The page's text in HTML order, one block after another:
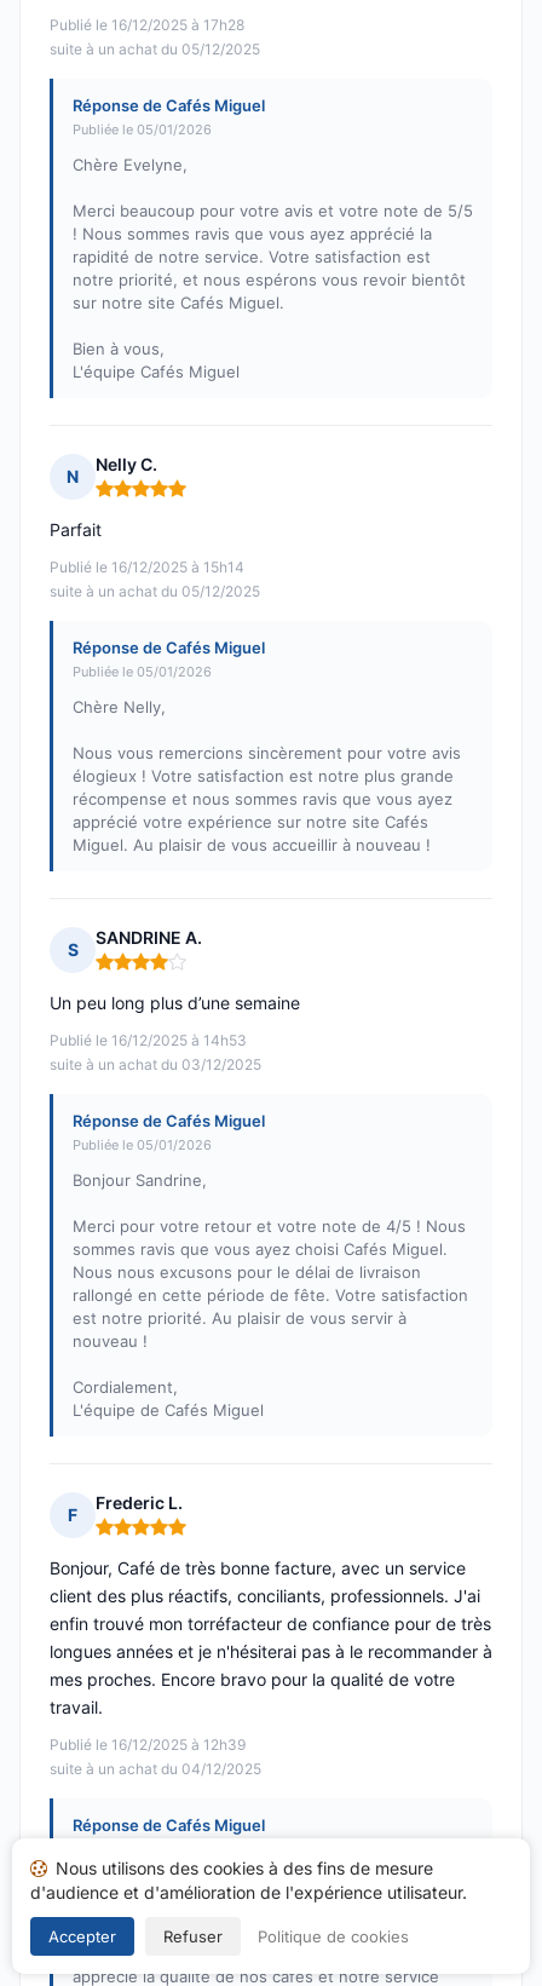
Publié le 16/12/2025 à 17h28
suite à un achat du 05/12/2025
Réponse de Cafés Miguel
Publiée le 05/01/2026
Chère Evelyne,
Merci beaucoup pour votre avis et votre note de 5/5
! Nous sommes ravis que vous ayez apprécié la
rapidité de notre service. Votre satisfaction est
notre priorité, et nous espérons vous revoir bientôt
sur notre site Cafés Miguel.
Bien à vous,
L'équipe Cafés Miguel
N
Nelly C.
Note : 5 sur 5
Publié le 16/12/2025 à 15h14
suite à un achat du 05/12/2025
Parfait
Réponse de Cafés Miguel
Publiée le 05/01/2026
Chère Nelly,
Nous vous remercions sincèrement pour votre avis
élogieux ! Votre satisfaction est notre plus grande
récompense et nous sommes ravis que vous ayez
apprécié votre expérience sur notre site Cafés
Miguel. Au plaisir de vous accueillir à nouveau !
S
SANDRINE A.
Note : 4 sur 5
Publié le 16/12/2025 à 14h53
suite à un achat du 03/12/2025
Un peu long plus d’une semaine
Réponse de Cafés Miguel
Publiée le 05/01/2026
Bonjour Sandrine,
Merci pour votre retour et votre note de 4/5 ! Nous
sommes ravis que vous ayez choisi Cafés Miguel.
Nous nous excusons pour le délai de livraison
rallongé en cette période de fête. Votre satisfaction
est notre priorité. Au plaisir de vous servir à
nouveau !
Cordialement,
L'équipe de Cafés Miguel
F
Frederic L.
Note : 5 sur 5
Publié le 16/12/2025 à 12h39
suite à un achat du 04/12/2025
Bonjour, Café de très bonne facture, avec un service
client des plus réactifs, conciliants, professionnels. J'ai
enfin trouvé mon torréfacteur de confiance pour de très
longues années et je n'hésiterai pas à le recommander à
mes proches. Encore bravo pour la qualité de votre
travail.
Réponse de Cafés Miguel
Bonjour Frédéric,
Un grand merci pour votre avis élogieux et votre
note parfaite ! Nous sommes ravis que vous ayez
apprécié la qualité de nos cafés et notre service
Nous utilisons des cookies à des fins de mesure
d'audience et d'amélioration de l'expérience utilisateur.
Accepter Refuser Politique de cookies